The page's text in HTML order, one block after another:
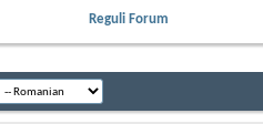
Reguli Forum